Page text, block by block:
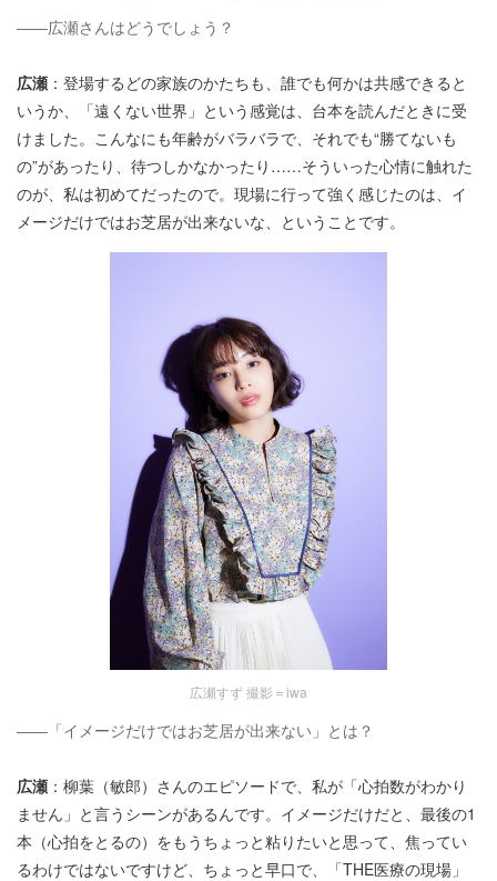
――広瀬さんはどうでしょう？
広瀬 ：登場するどの家族のかたちも、誰でも何かは共感できると
いうか、「遠くない世界」という感覚は、台本を読んだときに受
けました。こんなにも年齢がバラバラで、それでも“勝てないも
の”があったり、待つしかなかったり……そういった心情に触れた
のが、私は初めてだったので。現場に行って強く感じたのは、イ
メージだけではお芝居が出来ないな、ということです。
広瀬すず 撮影＝iwa
――「イメージだけではお芝居が出来ない」とは？
広瀬 ：柳葉（敏郎）さんのエピソードで、私が「心拍数がわかり
ません」と言うシーンがあるんです。イメージだけだと、最後の1
本（心拍をとるの）をもうちょっと粘りたいと思って、焦ってい
るわけではないですけど、ちょっと早口で、「THE医療の現場」